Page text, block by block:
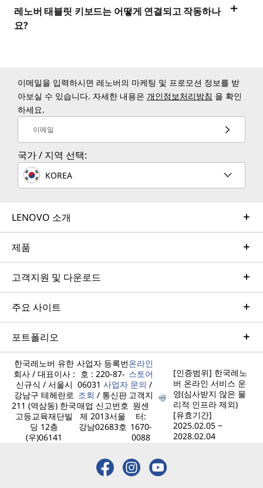
레노버 태블릿 키보드는 어떻게 연결되고 작동하나
요?
이메일을 입력하시면 레노버의 마케팅 및 프로모션 정보를 받
아보실 수 있습니다. 자세한 내용은 개인정보처리방침 을 확인
하세요.
이메일
국가 / 지역 선택:
KOREA
LENOVO 소개
제품
고객지원 및 다운로드
주요 사이트
포트폴리오
한국레노버 유한
회사 / 대표이사 :
신규식 / 서울시
강남구 테헤란로
211 (역삼동) 한국
고등교육재단빌
딩 12층
(우)06141
사업자 등록번
호 : 220-87-
06031 사업자
조회 / 통신판
매업 신고번호
제 2013서울
강남02683호
온라인
스토어
문의 /
고객지
원센
터:
1670-
0088
[인증범위] 한국레노
버 온라인 서비스 운
영(심사받지 않은 물
리적 인프라 제외)
[유효기간]
2025.02.05 ~
2028.02.04